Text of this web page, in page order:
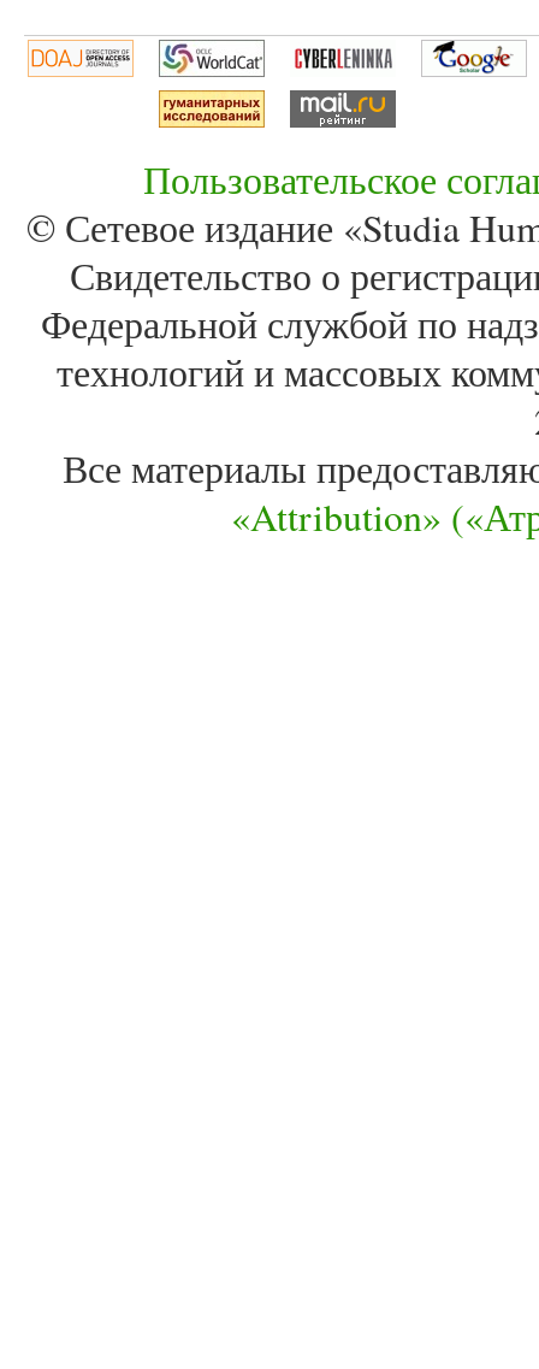
Пользовательское
© Сетевое издание «Studia
Свидетельство о
Федеральной службой по
технологий и массовых
Все материалы
«Attribution»